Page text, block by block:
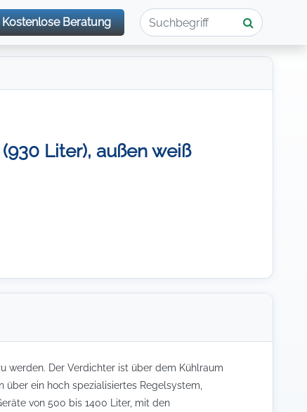
Kostenlose Beratung
Liter), außen weiß
werden. Der Verdichter ist über dem Kühlraum
ein hoch spezialisiertes Regelsystem,
von 500 bis 1400 Liter, mit den